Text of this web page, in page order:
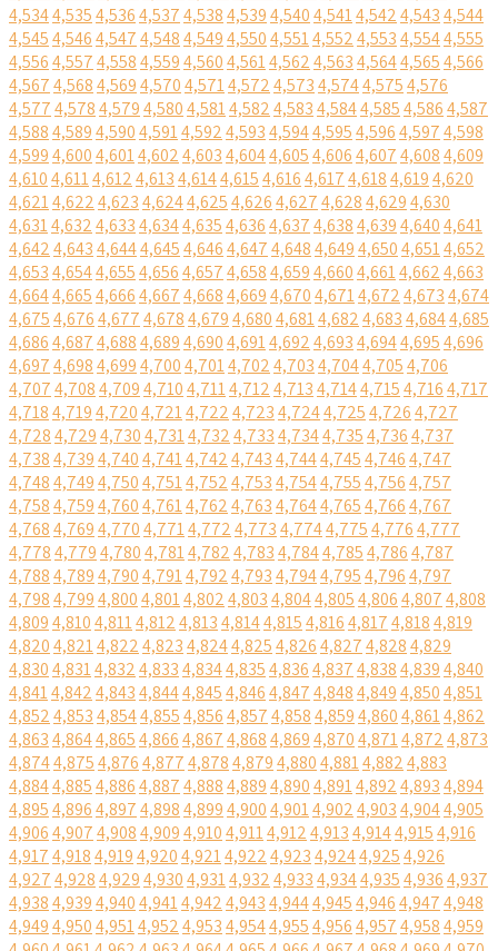
4,5344,5354,5364,5374,5384,5394,5404,5414,5424,5434,544
4,5454,5464,5474,5484,5494,5504,5514,5524,5534,5544,555
4,5564,5574,5584,5594,5604,5614,5624,5634,5644,5654,566
4,5674,5684,5694,5704,5714,5724,5734,5744,5754,576
4,5774,5784,5794,5804,5814,5824,5834,5844,5854,5864,587
4,5884,5894,5904,5914,5924,5934,5944,5954,5964,5974,598
4,5994,6004,6014,6024,6034,6044,6054,6064,6074,6084,609
4,6104,6114,6124,6134,6144,6154,6164,6174,6184,6194,620
4,6214,6224,6234,6244,6254,6264,6274,6284,6294,630
4,6314,6324,6334,6344,6354,6364,6374,6384,6394,6404,641
4,6424,6434,6444,6454,6464,6474,6484,6494,6504,6514,652
4,6534,6544,6554,6564,6574,6584,6594,6604,6614,6624,663
4,6644,6654,6664,6674,6684,6694,6704,6714,6724,6734,674
4,6754,6764,6774,6784,6794,6804,6814,6824,6834,6844,685
4,6864,6874,6884,6894,6904,6914,6924,6934,6944,6954,696
4,6974,6984,6994,7004,7014,7024,7034,7044,7054,706
4,7074,7084,7094,7104,7114,7124,7134,7144,7154,7164,717
4,7184,7194,7204,7214,7224,7234,7244,7254,7264,727
4,7284,7294,7304,7314,7324,7334,7344,7354,7364,737
4,7384,7394,7404,7414,7424,7434,7444,7454,7464,747
4,7484,7494,7504,7514,7524,7534,7544,7554,7564,757
4,7584,7594,7604,7614,7624,7634,7644,7654,7664,767
4,7684,7694,7704,7714,7724,7734,7744,7754,7764,777
4,7784,7794,7804,7814,7824,7834,7844,7854,7864,787
4,7884,7894,7904,7914,7924,7934,7944,7954,7964,797
4,7984,7994,8004,8014,8024,8034,8044,8054,8064,8074,808
4,8094,8104,8114,8124,8134,8144,8154,8164,8174,8184,819
4,8204,8214,8224,8234,8244,8254,8264,8274,8284,829
4,8304,8314,8324,8334,8344,8354,8364,8374,8384,8394,840
4,8414,8424,8434,8444,8454,8464,8474,8484,8494,8504,851
4,8524,8534,8544,8554,8564,8574,8584,8594,8604,8614,862
4,8634,8644,8654,8664,8674,8684,8694,8704,8714,8724,873
4,8744,8754,8764,8774,8784,8794,8804,8814,8824,883
4,8844,8854,8864,8874,8884,8894,8904,8914,8924,8934,894
4,8954,8964,8974,8984,8994,9004,9014,9024,9034,9044,905
4,9064,9074,9084,9094,9104,9114,9124,9134,9144,9154,916
4,9174,9184,9194,9204,9214,9224,9234,9244,9254,926
4,9274,9284,9294,9304,9314,9324,9334,9344,9354,9364,937
4,9384,9394,9404,9414,9424,9434,9444,9454,9464,9474,948
4,9494,9504,9514,9524,9534,9544,9554,9564,9574,9584,959